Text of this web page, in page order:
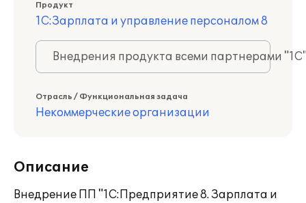
Продукт
1С:Зарплата и управление персоналом 8
Внедрения продукта всеми партнерами
Отрасль / Функциональная задача
Некоммерческие организации
Описание
Внедрение ПП "1С:Предприятие 8. Зарплата и